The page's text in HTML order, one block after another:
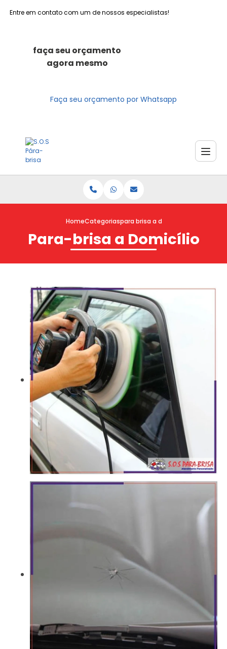
Entre em contato com um de nossos especialistas!
faça seu orçamento
agora mesmo
Faça seu orçamento por Whatsapp
HomeCategoriaspara brisa a domicilio
Para-brisa a Domicílio